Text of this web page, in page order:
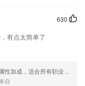
630
有点太简单了
性加成，适合所有职业，
自